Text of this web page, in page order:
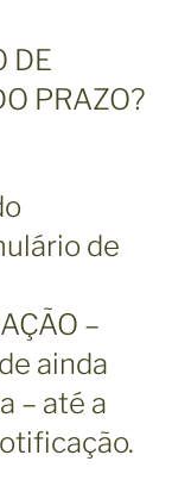
DE
PRAZO?
de
–
ainda
– até a